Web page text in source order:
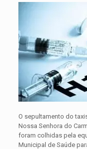
O sepultamento do
Nossa Senhora do
foram colhidas pela
Municipal de Saúde